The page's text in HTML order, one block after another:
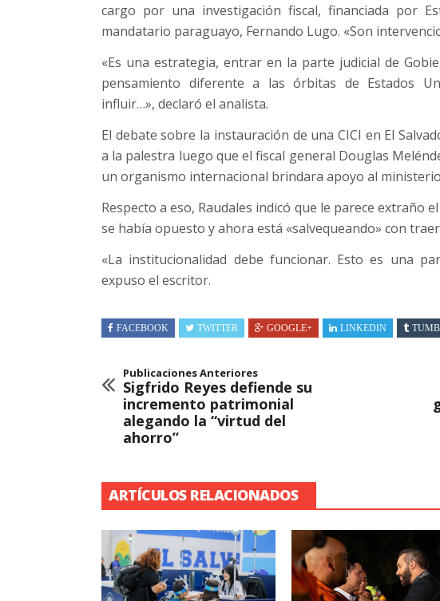
cargo por una investigación fiscal, financiada por
mandatario paraguayo, Fernando Lugo. «Son
«Es una estrategia, entrar en la parte judicial de
pensamiento diferente a las órbitas de Estados
influir…», declaró el analista.
El debate sobre la instauración de una CICI en El
a la palestra luego que el fiscal general Douglas
un organismo internacional brindara apoyo al
Respecto a eso, Raudales indicó que le parece extraño
se había opuesto y ahora está «salvequeando» con traer
«La institucionalidad debe funcionar. Esto es una
expuso el escritor.
FACEBOOK TWITTER GOOGLE+ LINKEDIN
Publicaciones Anteriores
Sigfrido Reyes defiende su
incremento patrimonial
alegando la “virtud del
ahorro”
ARTÍCULOS RELACIONADOS